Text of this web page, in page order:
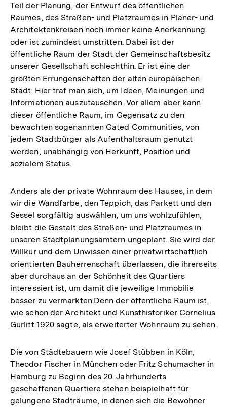
Teil der Planung, der Entwurf des öffentlichen
Raumes, des Straßen- und Platzraumes in Planer- und
Architektenkreisen noch immer keine Anerkennung
oder ist zumindest umstritten. Dabei ist der
öffentliche Raum der Stadt der Gemeinschaftsbesitz
unserer Gesellschaft schlechthin. Er ist eine der
größten Errungenschaften der alten europäischen
Stadt. Hier traf man sich, um Ideen, Meinungen und
Informationen auszutauschen. Vor allem aber kann
dieser öffentliche Raum, im Gegensatz zu den
bewachten sogenannten Gated Communities, von
jedem Stadtbürger als Aufenthaltsraum genutzt
werden, unabhängig von Herkunft, Position und
sozialem Status.
Anders als der private Wohnraum des Hauses, in dem
wir die Wandfarbe, den Teppich, das Parkett und den
Sessel sorgfältig auswählen, um uns wohlzufühlen,
bleibt die Gestalt des Straßen- und Platzraumes in
unseren Stadtplanungsämtern ungeplant. Sie wird der
Willkür und dem Unwissen einer privatwirtschaftlich
orientierten Bauherrenschaft überlassen, die ihrerseits
aber durchaus an der Schönheit des Quartiers
interessiert ist, um damit die jeweilige Immobilie
besser zu vermarkten.Denn der öffentliche Raum ist,
wie schon der Architekt und Kunsthistoriker Cornelius
Gurlitt 1920 sagte, als erweiterter Wohnraum zu sehen.
Die von Städtebauern wie Josef Stübben in Köln,
Theodor Fischer in München oder Fritz Schumacher in
Hamburg zu Beginn des 20. Jahrhunderts
geschaffenen Quartiere stehen beispielhaft für
gelungene Stadträume, in denen sich die Bewohner